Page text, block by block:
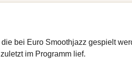
bei Euro Smoothjazz gespielt
im Programm lief.